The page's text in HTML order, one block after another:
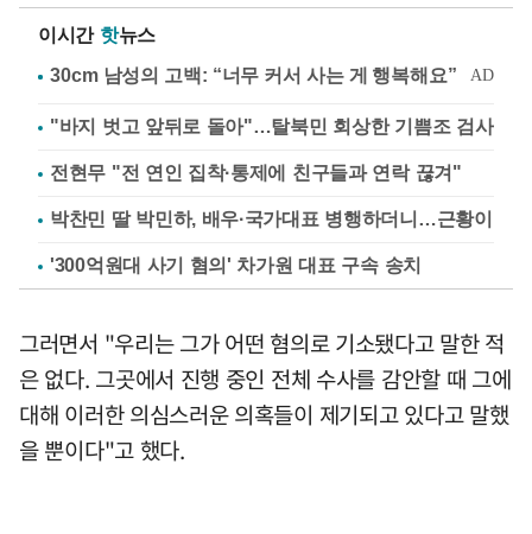
이시간 핫뉴스
"바지 벗고 앞뒤로 돌아"…탈북민 회상한 기쁨조 검사
전현무 "전 연인 집착·통제에 친구들과 연락 끊겨"
박찬민 딸 박민하, 배우·국가대표 병행하더니…근황이
'300억원대 사기 혐의' 차가원 대표 구속 송치
그러면서 "우리는 그가 어떤 혐의로 기소됐다고 말한 적
은 없다. 그곳에서 진행 중인 전체 수사를 감안할 때 그에
대해 이러한 의심스러운 의혹들이 제기되고 있다고 말했
을 뿐이다"고 했다.